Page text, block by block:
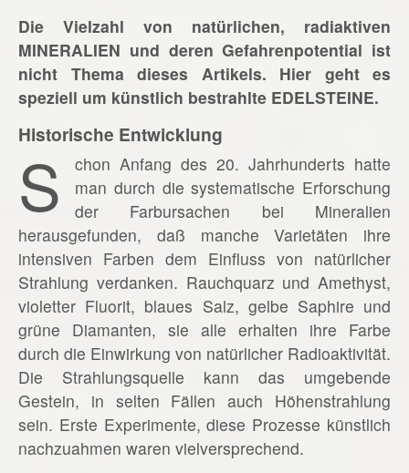
Die Vielzahl von natürlichen, radiaktiven
MINERALIEN und deren Gefahrenpotential ist
nicht Thema dieses Artikels. Hier geht es
speziell um künstlich bestrahlte EDELSTEINE.
Historische Entwicklung
S
chon Anfang des 20. Jahrhunderts hatte
man durch die systematische Erforschung
der Farbursachen bei Mineralien
herausgefunden, daß manche Varietäten ihre
intensiven Farben dem Einfluss von natürlicher
Strahlung verdanken. Rauchquarz und Amethyst,
violetter Fluorit, blaues Salz, gelbe Saphire und
grüne Diamanten, sie alle erhalten ihre Farbe
durch die Einwirkung von natürlicher Radioaktivität.
Die Strahlungsquelle kann das umgebende
Gestein, in selten Fällen auch Höhenstrahlung
sein. Erste Experimente, diese Prozesse künstlich
nachzuahmen waren vielversprechend.